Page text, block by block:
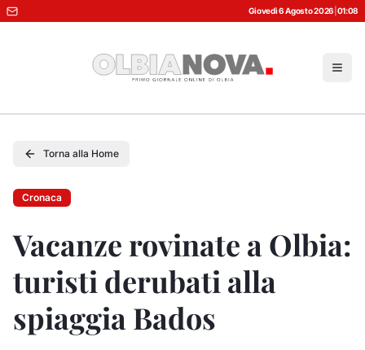
Giovedì 6 Agosto 2026 01:08
Torna alla Home
Cronaca
Vacanze rovinate a Olbia:
turisti derubati alla
spiaggia Bados